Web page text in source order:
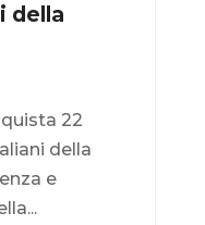
della
22
della
e